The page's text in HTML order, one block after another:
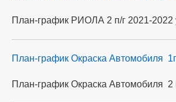
План-график РИОЛА 2 п/г 2021-2022
План-график Окраска Автомобиля
План-график Окраска Автомобиля 2